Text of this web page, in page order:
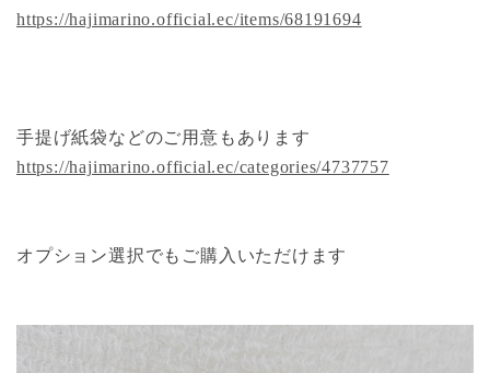
https://hajimarino.official.ec/items/68191694
手提げ紙袋などのご用意もあります
https://hajimarino.official.ec/categories/4737757
オプション選択でもご購入いただけます